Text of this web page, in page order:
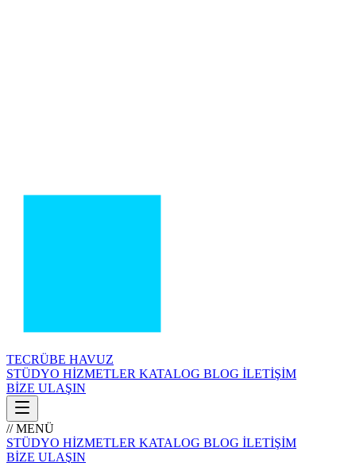
TECRÜBE HAVUZ
STÜDYO HİZMETLER KATALOG BLOG İLETİŞİM
BİZE ULAŞIN
// MENÜ
STÜDYO HİZMETLER KATALOG BLOG İLETİŞİM
BİZE ULAŞIN